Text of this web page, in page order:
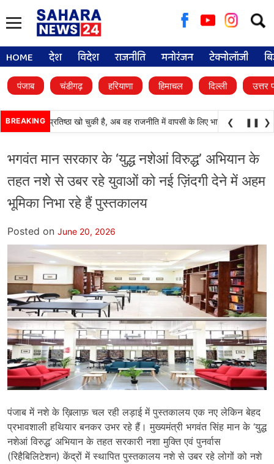
for:
HOME देश विदेश राजनीति मनोरंजन टेक्नोलॉजी
पंजाब चंडीगढ़ हरियाणा हिमाचल दिल्ली उत्तर
BREAKING
दल) अपनी प्रतिष्ठा खो चुकी है, अब वह राजनीति में वापसी के लिए भाजपा से समझौता
❮ ❚❚ ❯
भगवंत मान सरकार के ‘युद्ध नशेआं विरुद्ध’ अभियान के
तहत नशे से उबर रहे युवाओं को नई ज़िंदगी देने में अहम
भूमिका निभा रहे हैं पुस्तकालय
Posted on June 20, 2026
पंजाब में नशे के ख़िलाफ़ चल रही लड़ाई में पुस्तकालय एक नए लेकिन बेहद
प्रभावशाली हथियार बनकर उभर रहे हैं। मुख्यमंत्री भगवंत सिंह मान के ‘युद्ध
नशेआं विरुद्ध’ अभियान के तहत सरकारी नशा मुक्ति एवं पुनर्वास
(रिहैबिलिटेशन) केंद्रों में स्थापित पुस्तकालय नशे से उबर रहे लोगों को नशे